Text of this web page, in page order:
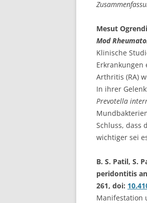
Mesut
Mod
Klinische
Arthritis (RA)
In ihrer
Prevotella
Schluss, dass
wichtiger sei
B. S. Patil, S.
peridontitis
261, doi:
Manifestation